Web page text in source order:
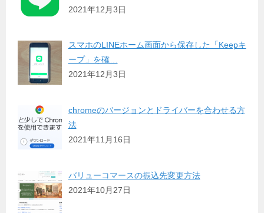
2021年12月3日
スマホのLINEホーム画面から保存した「Keepキ
ープ」を確…
2021年12月3日
chromeのバージョンとドライバーを合わせる方
法
2021年11月16日
バリューコマースの振込先変更方法
2021年10月27日